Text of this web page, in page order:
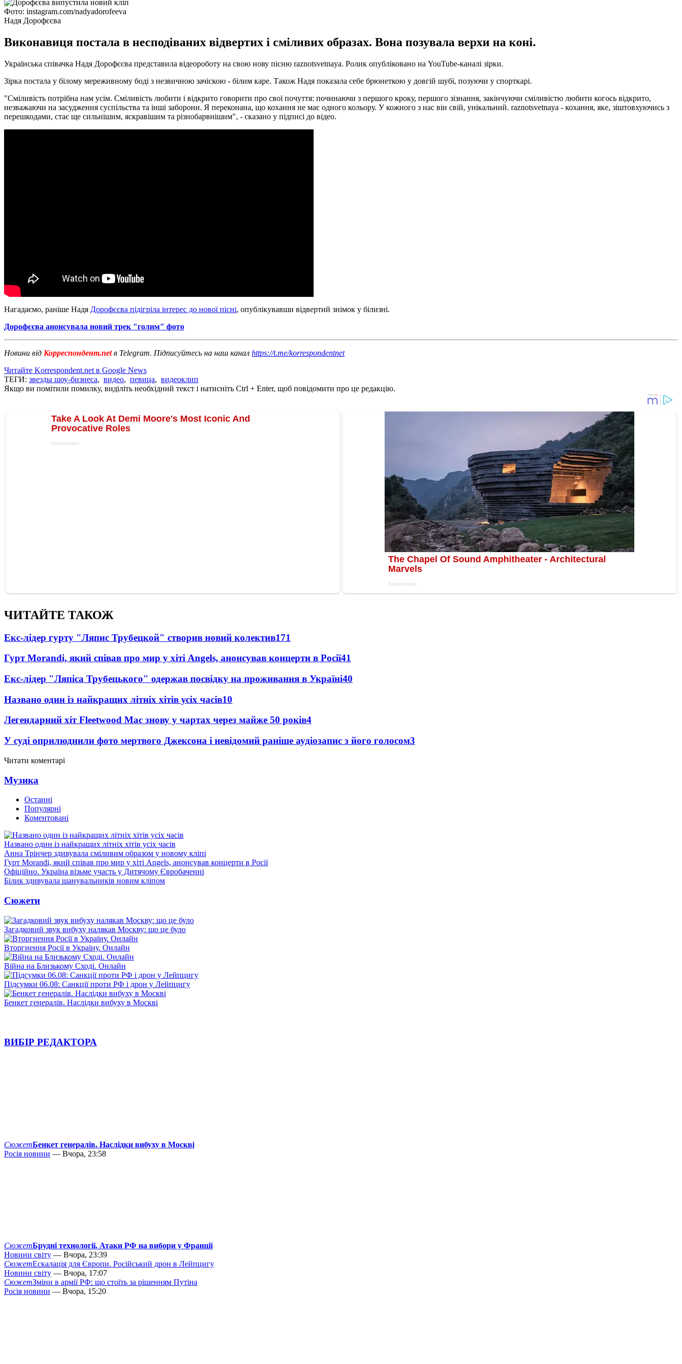
Фото: instagram.com/nadyadorofeeva
Надя Дорофєєва
Виконавиця постала в несподіваних відвертих і сміливих образах. Вона позувала верхи на коні.
Українська співачка Надя Дорофєєва представила відеороботу на свою нову пісню raznotsvetnaya. Ролик опубліковано на YouTube-каналі зірки.
Зірка постала у білому мереживному боді з незвичною зачіскою - білим каре. Також Надя показала себе брюнеткою у довгій шубі, позуючи у спорткарі.
"Сміливість потрібна нам усім. Сміливість любити і відкрито говорити про свої почуття: починаючи з першого кроку, першого зізнання, закінчуючи сміливістю любити когось відкрито,
незважаючи на засудження суспільства та інші заборони. Я переконана, що кохання не має одного кольору. У кожного з нас він свій, унікальний. raznotsvetnaya - кохання, яке, зіштовхуючись з
перешкодами, стає ще сильнішим, яскравішим та різнобарвнішим", - сказано у підписі до відео.
Нагадаємо, раніше Надя Дорофєєва підігріла інтерес до нової пісні, опублікувавши відвертий знімок у білизні.
Дорофєєва анонсувала новий трек "голим" фото
Новини від Корреспондент.netв Telegram. Підписуйтесь на наш канал https://t.me/korrespondentnet
Читайте Korrespondent.net в Google News
ТЕГИ: звезды шоу-бизнеса, видео, певица, видеоклип
Якщо ви помітили помилку, виділіть необхідний текст і натисніть Ctrl + Enter, щоб повідомити про це редакцію.
ЧИТАЙТЕ ТАКОЖ
Екс-лідер гурту "Ляпис Трубецкой" створив новий колектив171
Гурт Morandi, який співав про мир у хіті Angels, анонсував концерти в Росії41
Екс-лідер "Ляпіса Трубецького" одержав посвідку на проживання в Україні40
Названо один із найкращих літніх хітів усіх часів10
Легендарний хіт Fleetwood Mac знову у чартах через майже 50 років4
У суді оприлюднили фото мертвого Джексона і невідомий раніше аудіозапис з його голосом3
Читати коментарі
Музика
Останні
Популярні
Коментовані
Названо один із найкращих літніх хітів усіх часів
Анна Трінчер здивувала сміливим образом у новому кліпі
Гурт Morandi, який співав про мир у хіті Angels, анонсував концерти в Росії
Офіційно. Україна візьме участь у Дитячому Євробаченні
Білик здивувала шанувальників новим кліпом
Сюжети
Загадковий звук вибуху налякав Москву: що це було
Вторгнення Росії в Україну. Онлайн
Війна на Близькому Сході. Онлайн
Підсумки 06.08: Санкції проти РФ і дрон у Лейпцигу
Бенкет генералів. Наслідки вибуху в Москві
ВИБІР РЕДАКТОРА
СюжетБенкет генералів. Наслідки вибуху в Москві
Росія новини — Вчора, 23:58
СюжетБрудні технології. Атаки РФ на вибори у Франції
Новини світу — Вчора, 23:39
СюжетЕскалація для Європи. Російський дрон в Лейпцигу
Новини світу — Вчора, 17:07
СюжетЗміни в армії РФ: що стоїть за рішенням Путіна
Росія новини — Вчора, 15:20